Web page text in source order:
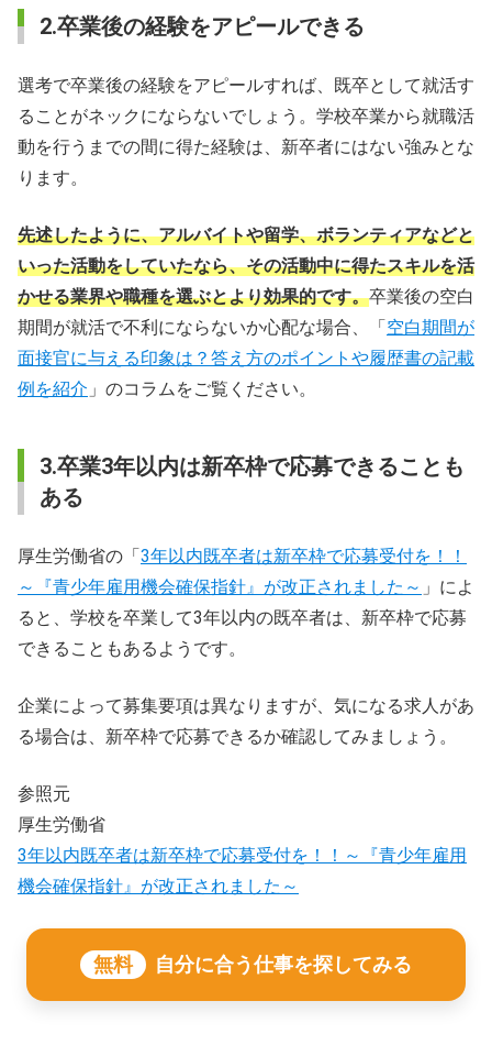
2.卒業後の経験をアピールできる
選考で卒業後の経験をアピールすれば、既卒として就活す
ることがネックにならないでしょう。学校卒業から就職活
動を行うまでの間に得た経験は、新卒者にはない強みとな
ります。
先述したように、アルバイトや留学、ボランティアなどと
いった活動をしていたなら、その活動中に得たスキルを活
かせる業界や職種を選ぶとより効果的です。卒業後の空白
期間が就活で不利にならないか心配な場合、「 空白期間が
面接官に与える印象は？答え方のポイントや履歴書の記載
例を紹介 」のコラムをご覧ください。
3.卒業3年以内は新卒枠で応募できることも
ある
厚生労働省の「 3年以内既卒者は新卒枠で応募受付を！！
～『青少年雇用機会確保指針』が改正されました～ 」によ
ると、学校を卒業して3年以内の既卒者は、新卒枠で応募
できることもあるようです。
企業によって募集要項は異なりますが、気になる求人があ
る場合は、新卒枠で応募できるか確認してみましょう。
参照元
厚生労働省
3年以内既卒者は新卒枠で応募受付を！！～『青少年雇用
機会確保指針』が改正されました～
無料 自分に合う仕事を探してみる